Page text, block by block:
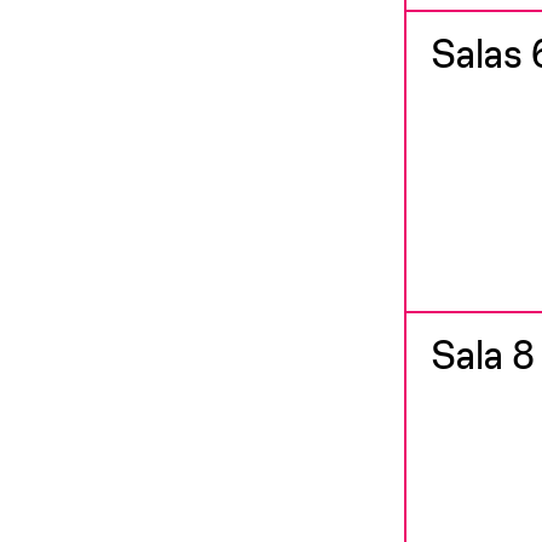
Salas
Sala 8